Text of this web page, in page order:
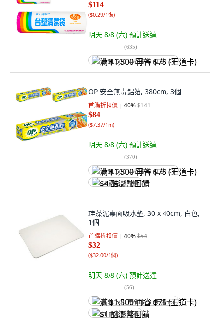
$114
($0.29/1張)
明天 8/8 (六) 預計送達
(635)
满 $1,500 再省 $75 (王道卡)
OP 安全無毒鋁箔, 380cm, 3個
首購折扣價 40%$141
$84
($7.37/1m)
明天 8/8 (六) 預計送達
(370)
满 $1,500 再省 $75 (王道卡)
$4 酷澎幣回饋
珪藻泥桌面吸水墊, 30 x 40cm, 白色,
1個
首購折扣價 40%$54
$32
($32.00/1個)
明天 8/8 (六) 預計送達
(56)
满 $1,500 再省 $75 (王道卡)
$1 酷澎幣回饋